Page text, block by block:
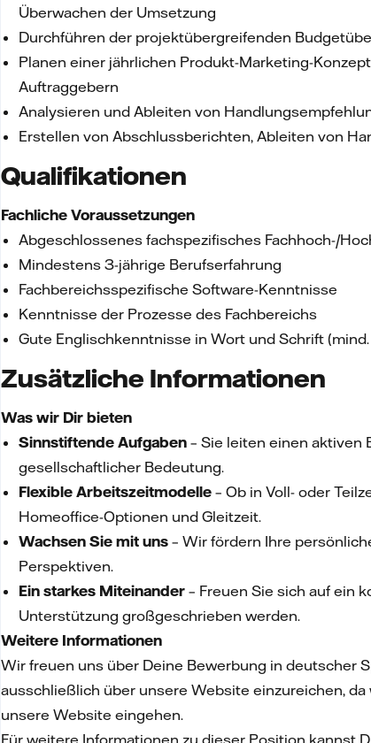
Überwachen der Umsetzung
Durchführen der projektübergreifenden
Planen einer jährlichen Produkt-Marketing-
Auftraggebern
Analysieren und Ableiten von
Erstellen von Abschlussberichten, Ableiten von
Qualifikationen
Fachliche Voraussetzungen
Abgeschlossenes fachspezifisches Fachhoch-/
Mindestens 3-jährige Berufserfahrung
Fachbereichsspezifische Software-Kenntnisse
Kenntnisse der Prozesse des Fachbereichs
Gute Englischkenntnisse in Wort und Schrift
Zusätzliche Informationen
Was wir Dir bieten
Sinnstiftende Aufgaben – Sie leiten einen aktiven
gesellschaftlicher Bedeutung.
Flexible Arbeitszeitmodelle – Ob in Voll- oder
Homeoffice-Optionen und Gleitzeit.
Wachsen Sie mit uns – Wir fördern Ihre
Perspektiven.
Ein starkes Miteinander – Freuen Sie sich auf ein
Unterstützung großgeschrieben werden.
Weitere Informationen
Wir freuen uns über Deine Bewerbung in deutscher
ausschließlich über unsere Website einzureichen,
unsere Website eingehen.
Für weitere Informationen zu dieser Position kannst